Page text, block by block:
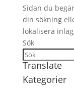
Sidan du
din sökning
lokalisera
Sök
Translate
Kategorier